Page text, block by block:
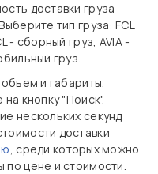
доставки груза
тип груза: FCL
- сборный груз, AVIA -
груз.
и габариты.
кнопку "Поиск".
нескольких секунд
доставки
, среди которых можно
по цене и стоимости.